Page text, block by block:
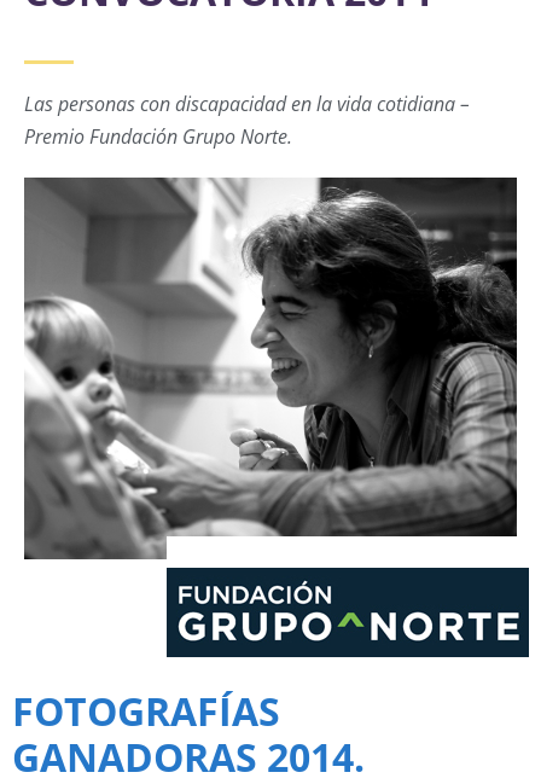
Las personas con discapacidad en la vida cotidiana –
Premio Fundación Grupo Norte.
FOTOGRAFÍAS
GANADORAS 2014.